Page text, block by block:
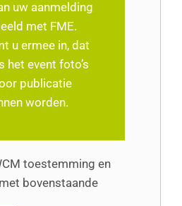
uw aanmelding
met FME.
u ermee in, dat
het event foto’s
publicatie
worden.
toestemming en
bovenstaande